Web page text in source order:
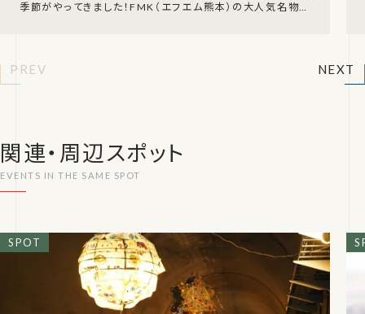
季節がやってきました！FMK（エフエム熊本）の大人気名物企
PREV NEXT
関連・周辺スポット